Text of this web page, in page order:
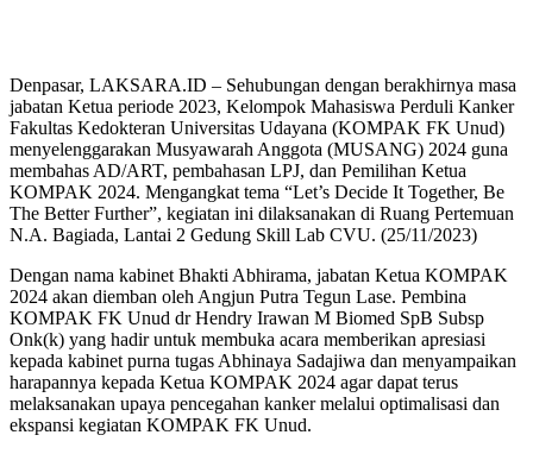
Denpasar, LAKSARA.ID – Sehubungan dengan berakhirnya masa
jabatan Ketua periode 2023, Kelompok Mahasiswa Perduli Kanker
Fakultas Kedokteran Universitas Udayana (KOMPAK FK Unud)
menyelenggarakan Musyawarah Anggota (MUSANG) 2024 guna
membahas AD/ART, pembahasan LPJ, dan Pemilihan Ketua
KOMPAK 2024. Mengangkat tema “Let’s Decide It Together, Be
The Better Further”, kegiatan ini dilaksanakan di Ruang Pertemuan
N.A. Bagiada, Lantai 2 Gedung Skill Lab CVU. (25/11/2023)
Dengan nama kabinet Bhakti Abhirama, jabatan Ketua KOMPAK
2024 akan diemban oleh Angjun Putra Tegun Lase. Pembina
KOMPAK FK Unud dr Hendry Irawan M Biomed SpB Subsp
Onk(k) yang hadir untuk membuka acara memberikan apresiasi
kepada kabinet purna tugas Abhinaya Sadajiwa dan menyampaikan
harapannya kepada Ketua KOMPAK 2024 agar dapat terus
melaksanakan upaya pencegahan kanker melalui optimalisasi dan
ekspansi kegiatan KOMPAK FK Unud.